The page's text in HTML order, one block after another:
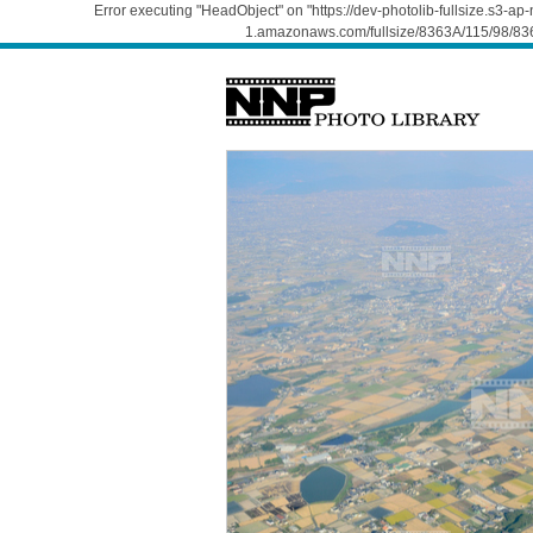
Error executing "HeadObject" on "https://dev-photolib-fullsize.s3-
1.amazonaws.com/fullsize/8363A/115/98/